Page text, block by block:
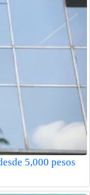
5,000 pesos